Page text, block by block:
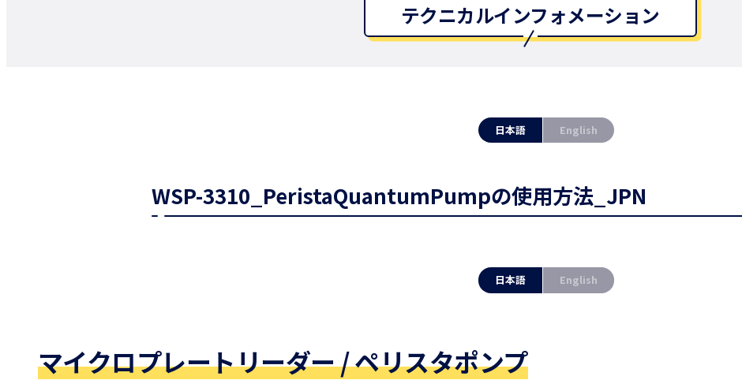
テクニカルインフォメーション
日本語 English
WSP-3310_PeristaQuantumPumpの使用方法_JPN
日本語 English
マイクロプレートリーダー / ペリスタポンプ